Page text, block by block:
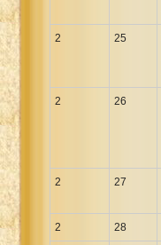
2 25
2 26
2 27
2 28